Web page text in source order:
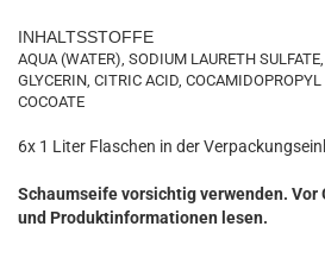
INHALTSSTOFFE
AQUA (WATER), SODIUM LAURETH
GLYCERIN, CITRIC ACID,
COCOATE
6x 1 Liter Flaschen in der
Schaumseife vorsichtig verwenden. Vor
und Produktinformationen lesen.